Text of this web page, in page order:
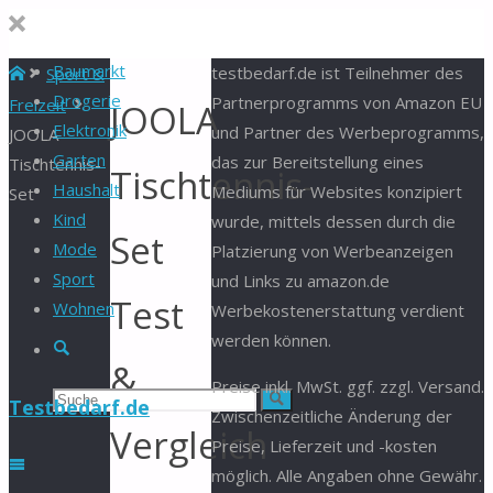
Baumarkt
Drogerie
Elektronik
Garten
Haushalt
Kind
Mode
Sport
Wohnen
Suche
Suchen Suche
Testbedarf.de
StartSport &
Freizeit
JOOLA
Tischtennis-
Set
JOOLA
Tischtennis-
Set
Test
&
Vergleich
testbedarf.de ist Teilnehmer des
Partnerprogramms von Amazon EU
und Partner des Werbeprogramms,
das zur Bereitstellung eines
Mediums für Websites konzipiert
wurde, mittels dessen durch die
Platzierung von Werbeanzeigen
und Links zu amazon.de
Werbekostenerstattung verdient
werden können.
Preise inkl. MwSt. ggf. zzgl. Versand.
Zwischenzeitliche Änderung der
Preise, Lieferzeit und -kosten
möglich. Alle Angaben ohne Gewähr.